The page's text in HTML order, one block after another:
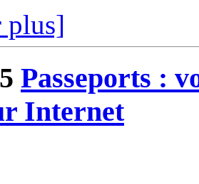
plus]
Passeports :
Internet